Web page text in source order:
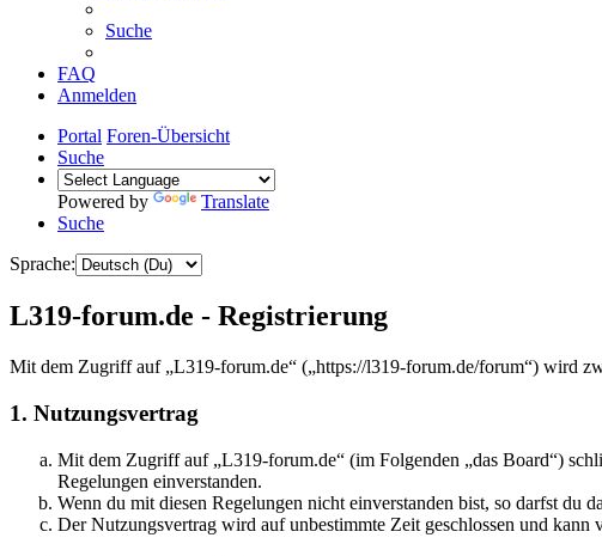
Suche
FAQ
Anmelden
Portal Foren-Übersicht
Suche
Powered by
Translate
Suche
Sprache:
L319-forum.de - Registrierung
Mit dem Zugriff auf „L319-forum.de“ („https://l319-forum.de/forum“) wird
1. Nutzungsvertrag
Mit dem Zugriff auf „L319-forum.de“ (im Folgenden „das Board“)
Regelungen einverstanden.
Wenn du mit diesen Regelungen nicht einverstanden bist, so darfst du
Der Nutzungsvertrag wird auf unbestimmte Zeit geschlossen und